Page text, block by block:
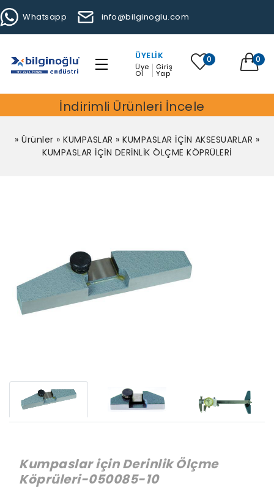
Whatsapp info@bilginoglu.com
ÜYELIK
Üye
Ol
Giriş
Yap
0 0
İndirimli Ürünleri İncele
» Ürünler » KUMPASLAR » KUMPASLAR İÇİN AKSESUARLAR »
KUMPASLAR İÇİN DERİNLİK ÖLÇME KÖPRÜLERİ
Kumpaslar için Derinlik Ölçme
Köprüleri-050085-10